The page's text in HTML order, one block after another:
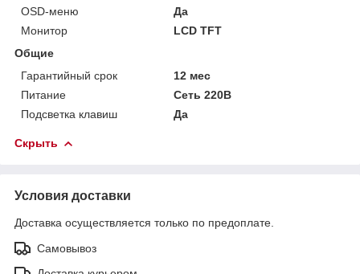
OSD-меню
Да
Монитор
LCD TFT
Общие
Гарантийный срок
12 мес
Питание
Сеть 220В
Подсветка клавиш
Да
Скрыть
Условия доставки
Доставка осуществляется только по предоплате.
Самовывоз